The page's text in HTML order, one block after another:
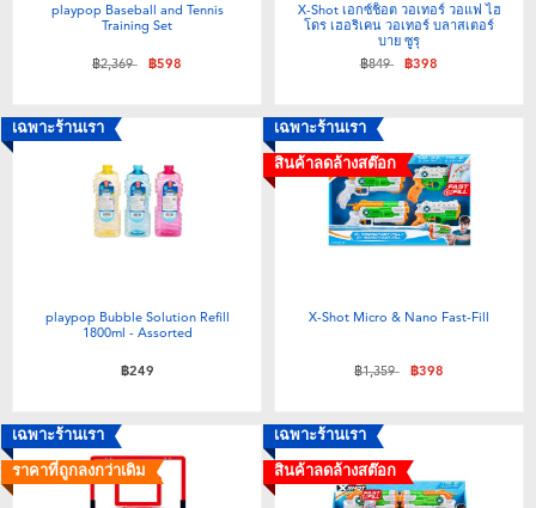
playpop Baseball and Tennis
Training Set
ลดราคาจาก
฿2,369ถึง฿598
X-Shot เอกซ์ช็อต วอเทอร์ วอแฟ ไฮ
โดร เฮอริเคน วอเทอร์ บลาสเตอร์
บาย ซูรุ
ลดราคาจาก
฿849ถึง฿398
เฉพาะร้านเรา
playpop Bubble Solution Refill
1800ml - Assorted
฿249
เฉพาะร้านเรา
สินค้าลดล้างสต๊อก
X-Shot Micro & Nano Fast-Fill
ลดราคาจาก
฿1,359ถึง฿398
เฉพาะร้านเรา
ราคาที่ถูกลงกว่าเดิม
เฉพาะร้านเรา
สินค้าลดล้างสต๊อก